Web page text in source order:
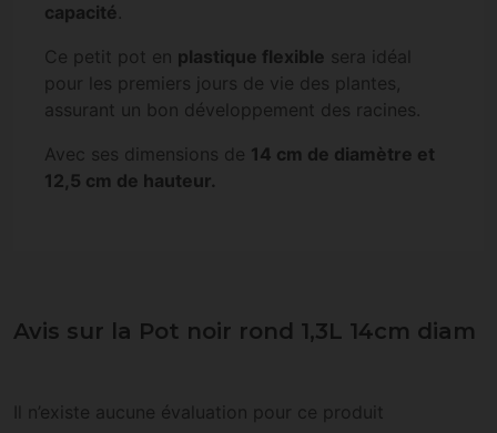
capacité.
Ce petit pot en plastique flexible sera idéal
pour les premiers jours de vie des plantes,
assurant un bon développement des racines.
Avec ses dimensions de 14 cm de diamètre et
12,5 cm de hauteur.
Avis sur la Pot noir rond 1,3L 14cm diam
Il n’existe aucune évaluation pour ce produit